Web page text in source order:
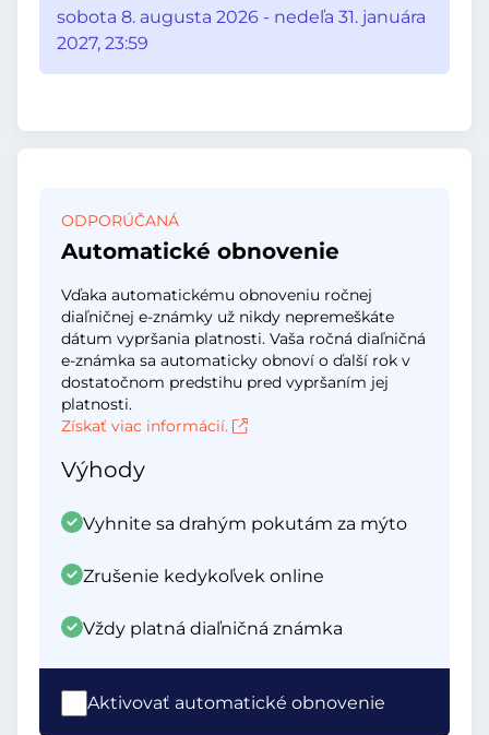
sobota 8. augusta 2026 - nedeľa 31. januára
2027, 23:59
ODPORÚČANÁ
Automatické obnovenie
Vďaka automatickému obnoveniu ročnej
diaľničnej e-známky už nikdy nepremeškáte
dátum vypršania platnosti. Vaša ročná diaľničná
e-známka sa automaticky obnoví o ďalší rok v
dostatočnom predstihu pred vypršaním jej
platnosti.
Získať viac informácií.
Výhody
Vyhnite sa drahým pokutám za mýto
Zrušenie kedykoľvek online
Vždy platná diaľničná známka
Aktivovať automatické obnovenie